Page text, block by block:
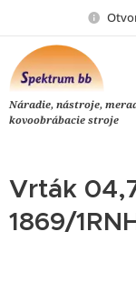
Náradie, nástroje,
kovoobrábacie stroje
Vrták
1869/